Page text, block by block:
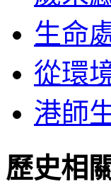
生命
從環
港師
歷史相